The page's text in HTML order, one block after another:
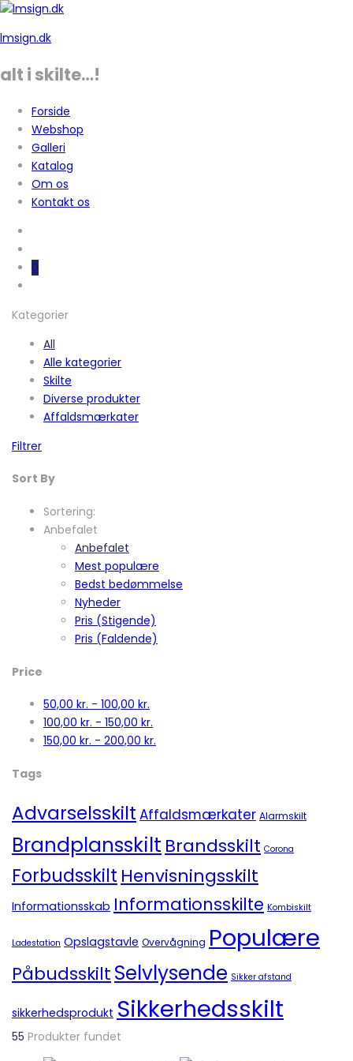
lmsign.dk
alt i skilte…!
Forside
Webshop
Galleri
Katalog
Om os
Kontakt os
0
Kategorier
All
Alle kategorier
Skilte
Diverse produkter
Affaldsmærkater
Filtrer
Sort By
Sortering:
Anbefalet
Anbefalet
Mest populære
Bedst bedømmelse
Nyheder
Pris (Stigende)
Pris (Faldende)
Price
50,00 kr. - 100,00 kr.
100,00 kr. - 150,00 kr.
150,00 kr. - 200,00 kr.
Tags
Advarselsskilt Affaldsmærkater Alarmskilt
Brandplansskilt Brandsskilt Corona
Forbudsskilt Henvisningsskilt
Informationsskab Informationsskilte Kombiskilt
Ladestation Opslagstavle Overvågning Populære
PåbudsskiltSelvlysende Sikker afstand
sikkerhedsprodukt Sikkerhedsskilt
55 Produkter fundet